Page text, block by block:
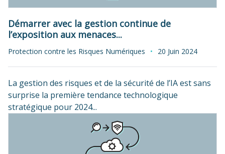
Démarrer avec la gestion continue de
l’exposition aux menaces...
Protection contre les Risques Numériques 20 Juin 2024
La gestion des risques et de la sécurité de l’IA est sans
surprise la première tendance technologique
stratégique pour 2024...